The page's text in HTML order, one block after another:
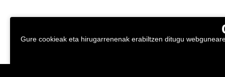
Gure cookieak eta hirugarrenenak erabiltzen ditugu